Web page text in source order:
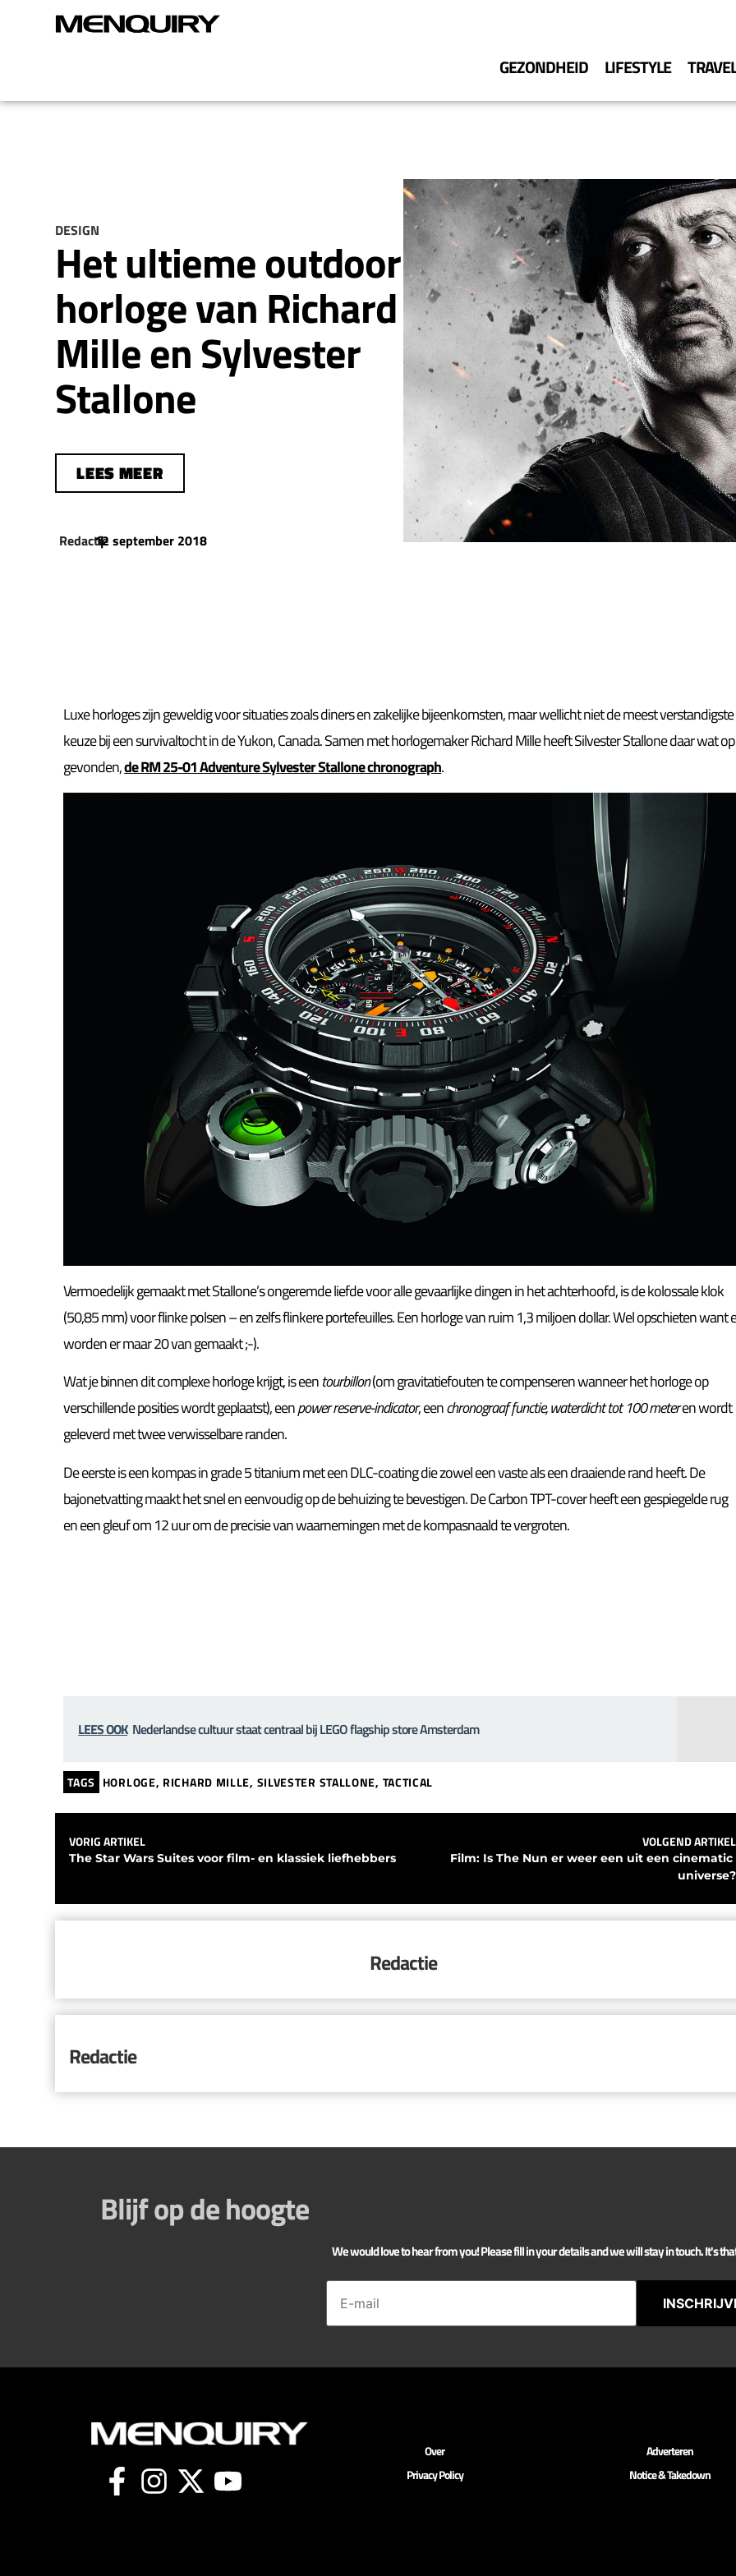
GEZONDHEID LIFESTYLE TRAVEL
DESIGN
Het ultieme outdoor
horloge van Richard
Mille en Sylvester
Stallone
LEES MEER
Redactie
|
12 september 2018
Luxe horloges zijn geweldig voor situaties zoals diners en zakelijke bijeenkomsten, maar wellicht niet de meest verstandigste
keuze bij een survivaltocht in de Yukon, Canada. Samen met horlogemaker Richard Mille heeft Silvester Stallone daar wat op
gevonden,de RM 25-01 Adventure Sylvester Stallone chronograph.
Vermoedelijk gemaakt met Stallone’s ongeremde liefde voor alle gevaarlijke dingen in het achterhoofd, is de kolossale klok
(50,85 mm) voor flinke polsen – en zelfs flinkere portefeuilles. Een horloge van ruim 1,3 miljoen dollar. Wel opschieten want
worden er maar 20 van gemaakt ;-).
Wat je binnen dit complexe horloge krijgt, is eentourbillon(om gravitatiefouten te compenseren wanneer het horloge op
verschillende posities wordt geplaatst), eenpower reserve-indicator, eenchronograaf functie, waterdicht tot 100 meteren wordt
geleverd met twee verwisselbare randen.
De eerste is een kompas in grade 5 titanium met een DLC-coating die zowel een vaste als een draaiende rand heeft. De
bajonetvatting maakt het snel en eenvoudig op de behuizing te bevestigen. De Carbon TPT-cover heeft een gespiegelde rug
en een gleuf om 12 uur om de precisie van waarnemingen met de kompasnaald te vergroten.
LEES OOK Nederlandse cultuur staat centraal bij LEGO flagship store Amsterdam
TAGS HORLOGE, RICHARD MILLE, SILVESTER STALLONE, TACTICAL
VORIG ARTIKEL
The Star Wars Suites voor film- en klassiek liefhebbers
VOLGEND ARTIKEL
Film: Is The Nun er weer een uit een cinematic
universe?
Redactie
Redactie
Blijf op de hoogte
We would love to hear from you! Please fill in your details and we will stay in touch. It's
Over
Privacy Policy
Adverteren
Notice & Takedown